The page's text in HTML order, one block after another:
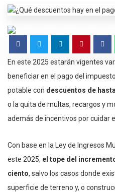
En este 2025 estarán vigentes
beneficiar en el pago del
potable con descuentos de
o la quita de multas, recargos y
además de incentivos por cuidar
Con base en la Ley de Ingresos
este 2025, el tope del
ciento, salvo los casos donde
superficie de terreno y, o